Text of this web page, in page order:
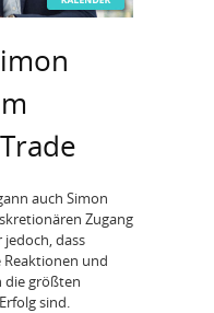
auch Simon
Zugang
dass
und
die größten
sind.